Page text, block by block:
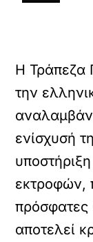
Η Τράπεζα
την
ενίσχυσή
εκτροφών,
πρόσφατες
αποτελεί